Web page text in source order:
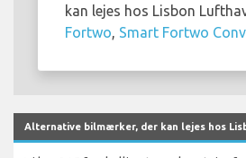
kan lejes hos Lisbon
Fortwo, Smart Fortwo
Alternative bilmærker, der kan lejes hos